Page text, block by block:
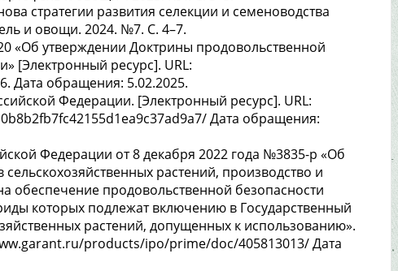
стратегии развития селекции и семеноводства
и овощи. 2024. №7. C. 4–7.
«Об утверждении Доктрины продовольственной
[Электронный ресурс]. URL:
Дата обращения: 5.02.2025.
Федерации. [Электронный ресурс]. URL:
Дата обращения:
Федерации от 8 декабря 2022 года №3835-р «Об
растений, производство и
обеспечение продовольственной безопасности
которых подлежат включению в Государственный
растений, допущенных к использованию».
products/ipo/prime/doc/405813013/ Дата